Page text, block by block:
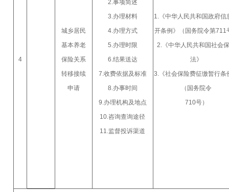
4
城乡居民
基本养老
保险关系
转移接续
申请
2.事项简述
3.办理材料
4.办理方式
5.办理时限
6.结果送达
7.收费依据及标准
8.办事时间
9.办理机构及地点
10.咨询查询途径
11.监督投诉渠道
1.《中华人民共和国政府信
开条例》（国务院令第711
2.《中华人民共和国社会
法》
3.《社会保险费征缴暂行条
（国务院令
710号）